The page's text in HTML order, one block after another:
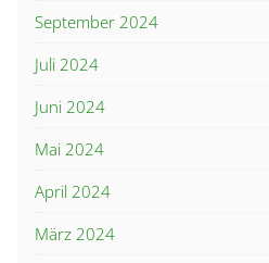
September 2024
Juli 2024
Juni 2024
Mai 2024
April 2024
März 2024